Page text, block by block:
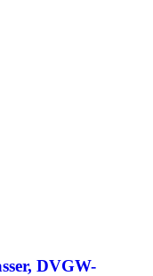
DVGW-